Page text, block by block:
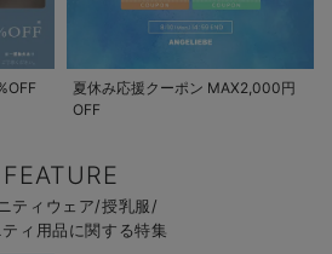
夏休み応援クーポン MAX2,000円
OFF
FEATURE
ティウェア/授乳服/
ィ用品に関する特集